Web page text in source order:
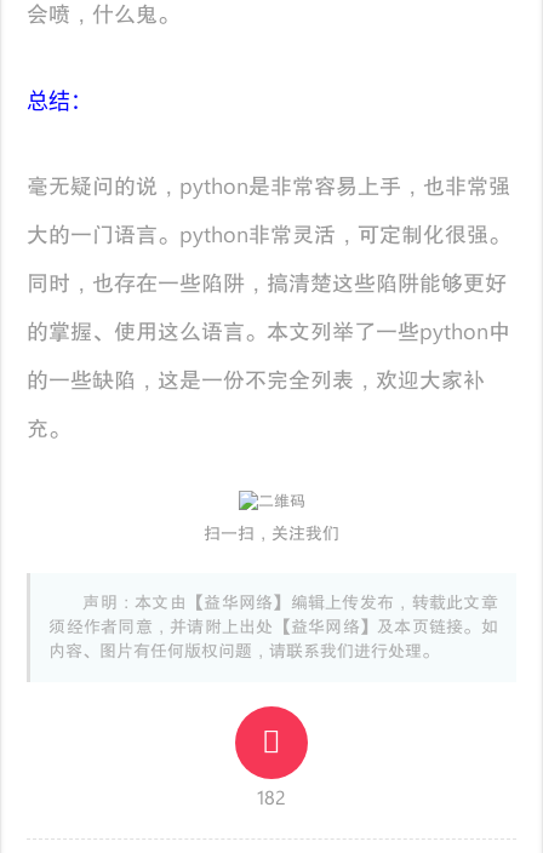
会喷，什么鬼。
总结：
毫无疑问的说，python是非常容易上手，也非常强
大的一门语言。python非常灵活，可定制化很强。
同时，也存在一些陷阱，搞清楚这些陷阱能够更好
的掌握、使用这么语言。本文列举了一些python中
的一些缺陷，这是一份不完全列表，欢迎大家补
充。
扫一扫，关注我们
声明：本文由【益华网络】编辑上传发布，转载此文章
须经作者同意，并请附上出处【益华网络】及本页链接。如
内容、图片有任何版权问题，请联系我们进行处理。
182